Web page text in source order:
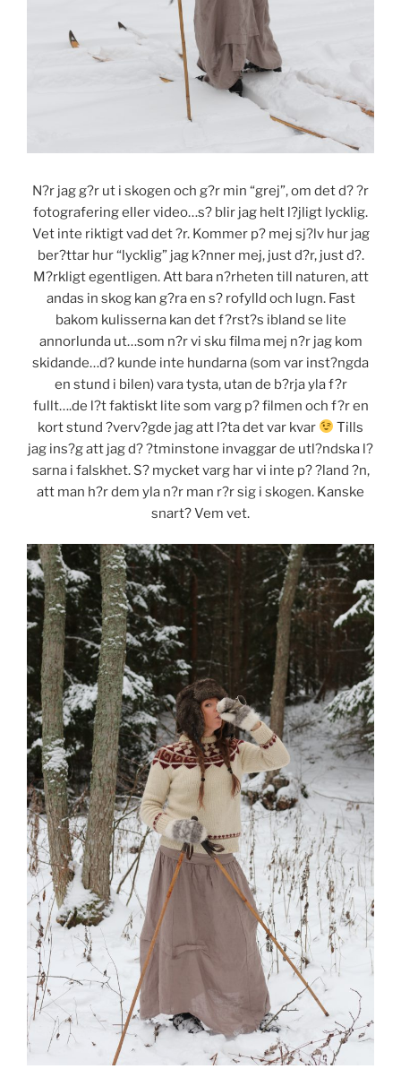
N?r jag g?r ut i skogen och g?r min “grej”, om det d? ?r
fotografering eller video…s? blir jag helt l?jligt lycklig.
Vet inte riktigt vad det ?r. Kommer p? mej sj?lv hur jag
ber?ttar hur “lycklig” jag k?nner mej, just d?r, just d?.
M?rkligt egentligen. Att bara n?rheten till naturen, att
andas in skog kan g?ra en s? rofylld och lugn. Fast
bakom kulisserna kan det f?rst?s ibland se lite
annorlunda ut…som n?r vi sku filma mej n?r jag kom
skidande…d? kunde inte hundarna (som var inst?ngda
en stund i bilen) vara tysta, utan de b?rja yla f?r
fullt….de l?t faktiskt lite som varg p? filmen och f?r en
kort stund ?verv?gde jag att l?ta det var kvar
Tills
jag ins?g att jag d? ?tminstone invaggar de utl?ndska l?
sarna i falskhet. S? mycket varg har vi inte p? ?land ?n,
att man h?r dem yla n?r man r?r sig i skogen. Kanske
snart? Vem vet.